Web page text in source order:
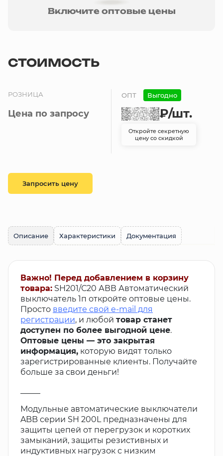
Включите оптовые цены
СТОИМОСТЬ
РОЗНИЦА
Цена по запросу
ОПТ Выгодно
₽/шт.
Откройте секретную
цену со скидкой
Запросить цену
Описание Характеристики Документация
Важно! Перед добавлением в корзину
товара: SH201/С20 АВВ Автоматический
выключатель 1п откройте оптовые цены.
Просто введите свой e-mail для
регистрации, и любой товар станет
доступен по более выгодной цене.
Оптовые цены — это закрытая
информация, которую видят только
зарегистрированные клиенты. Получайте
больше за свои деньги!
Модульные автоматические выключатели
ABB серии SH 200L предназначены для
защиты цепей от перегрузок и коротких
замыканий, защиты резистивных и
индуктивных нагрузок с низким